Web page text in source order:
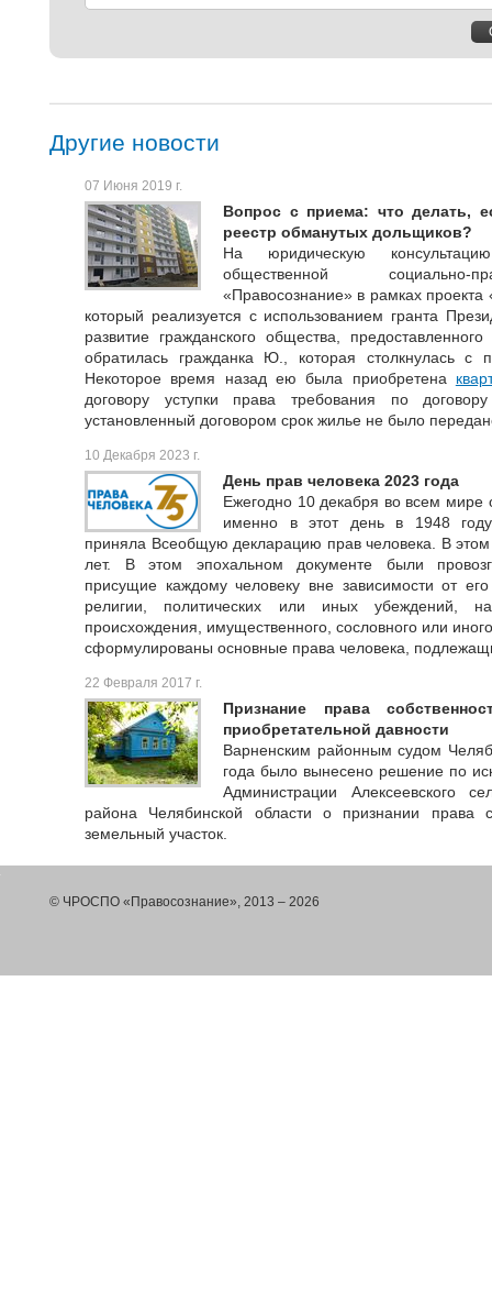
Другие новости
07 Июня 2019 г.
Вопрос с приема: что делать,
реестр обманутых дольщиков?
На юридическую
общественной социально-
«Правосознание» в рамках проекта
который реализуется с использованием гранта
развитие гражданского общества,
обратилась гражданка Ю., которая столкнулась
Некоторое время назад ею была приобретена
договору уступки права требования по
установленный договором срок жилье не было
10 Декабря 2023 г.
День прав человека 2023 года
Ежегодно 10 декабря во всем мире
именно в этот день в 1948
приняла Всеобщую декларацию прав человека. В этом
лет. В этом эпохальном документе были
присущие каждому человеку вне зависимости от
религии, политических или иных убеждений,
происхождения, имущественного, сословного или
сформулированы основные права человека,
22 Февраля 2017 г.
Признание права
приобретательной давности
Варненским районным судом
года было вынесено решение по
Администрации Алексеевского
района Челябинской области о признании права
земельный участок.
© ЧРОСПО «Правосознание», 2013 – 2026